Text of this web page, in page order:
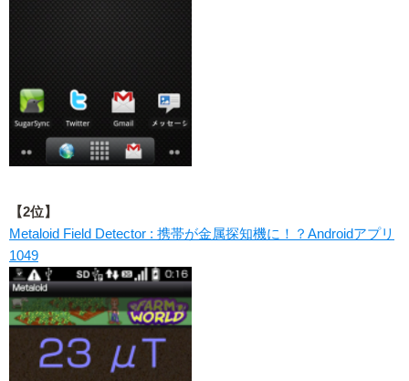
【2位】
Metaloid Field Detector : 携帯が金属探知機に！？Androidアプリ
1049